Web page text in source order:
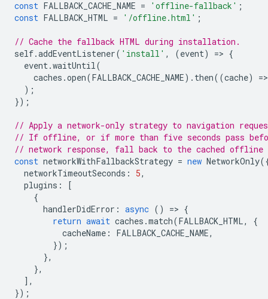
const FALLBACK_CACHE_NAME = 'offline-fallback' ;
const FALLBACK_HTML = '/offline.html' ;
// Cache the fallback HTML during installation.
self.addEventListener( 'install' , (event) => {
event.waitUntil(
caches .open(FALLBACK_CACHE_NAME). then((cache) =>
);
});
// Apply a network-only strategy to navigation
// If offline, or if more than five seconds pass
// network response, fall back to the cached offline
const networkWithFallbackStrategy = new NetworkOnly
networkTimeoutSeconds : 5,
plugins :
[
{
handlerDidError : async () => {
return await caches .match(FALLBACK_HTML,
{
cacheName : FALLBACK_CACHE_NAME,
});
},
},
],
});